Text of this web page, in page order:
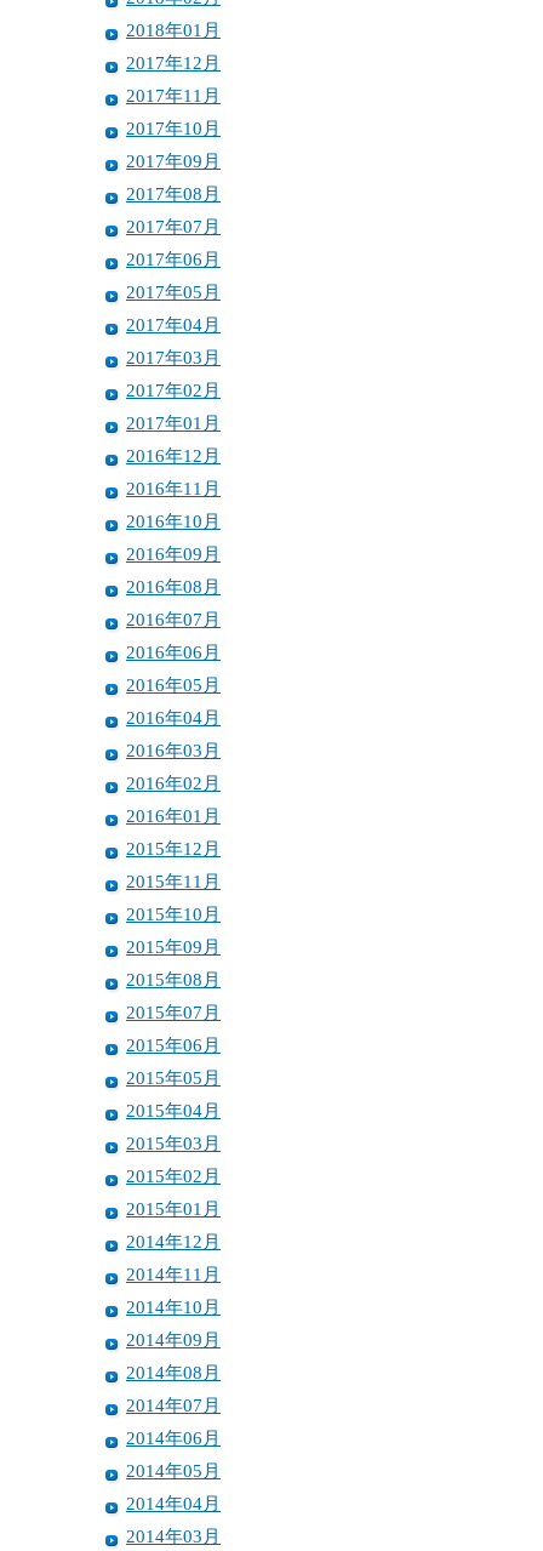
2018年01月
2017年12月
2017年11月
2017年10月
2017年09月
2017年08月
2017年07月
2017年06月
2017年05月
2017年04月
2017年03月
2017年02月
2017年01月
2016年12月
2016年11月
2016年10月
2016年09月
2016年08月
2016年07月
2016年06月
2016年05月
2016年04月
2016年03月
2016年02月
2016年01月
2015年12月
2015年11月
2015年10月
2015年09月
2015年08月
2015年07月
2015年06月
2015年05月
2015年04月
2015年03月
2015年02月
2015年01月
2014年12月
2014年11月
2014年10月
2014年09月
2014年08月
2014年07月
2014年06月
2014年05月
2014年04月
2014年03月